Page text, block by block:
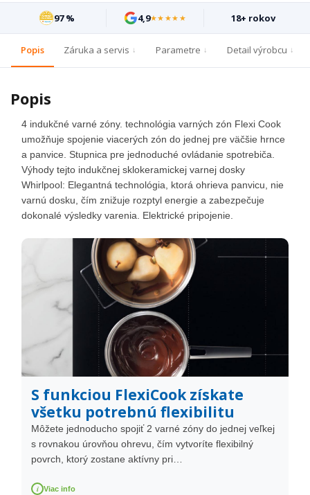
97 % 4,9★★★★★ 18+ rokov
Popis Záruka a servis Parametre Detail výrobcu
Popis
4 indukčné varné zóny. technológia varných zón Flexi Cook
umožňuje spojenie viacerých zón do jednej pre väčšie hrnce
a panvice. Stupnica pre jednoduché ovládanie spotrebiča.
Výhody tejto indukčnej sklokeramickej varnej dosky
Whirlpool: Elegantná technológia, ktorá ohrieva panvicu, nie
varnú dosku, čím znižuje rozptyl energie a zabezpečuje
dokonalé výsledky varenia. Elektrické pripojenie.
S funkciou FlexiCook získate
všetku potrebnú flexibilitu
Môžete jednoducho spojiť 2 varné zóny do jednej veľkej
s rovnakou úrovňou ohrevu, čím vytvoríte flexibilný
povrch, ktorý zostane aktívny pri…
i Viac info